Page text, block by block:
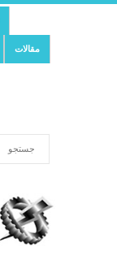
مقالات